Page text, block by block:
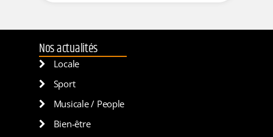
Nos actualités
Locale
Sport
Musicale / People
Bien-être